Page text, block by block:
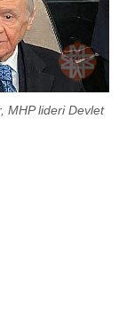
MHP lideri Devlet